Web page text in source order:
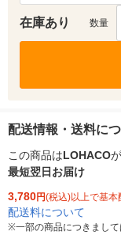
在庫あり 数量
配送情報・送料に
この商品はLOHACO
最短翌日お届け
3,780円(税込)以上で基本
配送料について
※一部の商品につきまし